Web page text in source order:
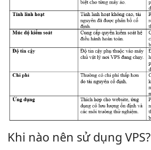
Khi nào nên sử dụng VPS?